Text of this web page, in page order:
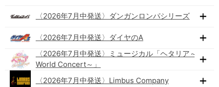
〈2026年7月中発送〉ダンガンロンパシリーズ
〈2026年7月中発送〉ダイヤのA
〈2026年7月中発送〉ミュージカル「ヘタリア～The
World Concert～」
〈2026年7月中発送〉Limbus Company